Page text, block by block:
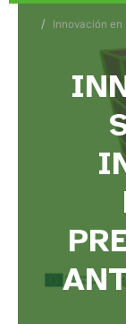
Innovación